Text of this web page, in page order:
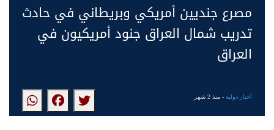
مصرع جنديين أمريكي وبريطاني في حادث
تدريب شمال العراق جنود أمريكيون في
العراق
أخبار دولية- منذ 2 شهر